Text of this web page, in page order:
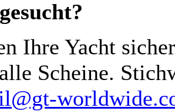
Ihre Yacht
Scheine.